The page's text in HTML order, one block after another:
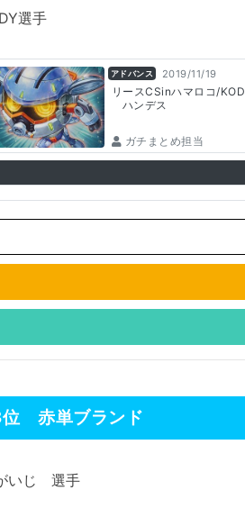
選手
アドバンス 2019/11/19
リースCSinハマロコ/
ハンデス
ガチまとめ担当
赤単ブランド
いじ 選手